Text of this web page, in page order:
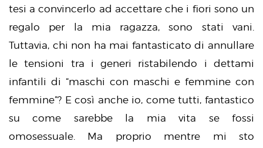
tesi a convincerlo ad accettare che i fiori sono un
regalo per la mia ragazza, sono stati vani.
Tuttavia, chi non ha mai fantasticato di annullare
le tensioni tra i generi ristabilendo i dettami
infantili di “maschi con maschi e femmine con
femmine”? E così anche io, come tutti, fantastico
su come sarebbe la mia vita se fossi
omosessuale. Ma proprio mentre mi sto